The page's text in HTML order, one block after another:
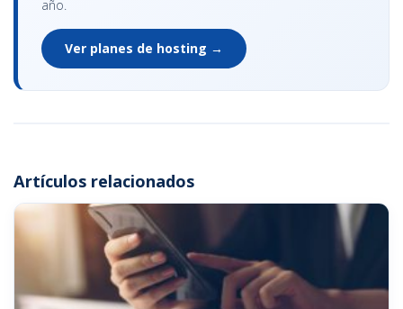
año.
Ver planes de hosting →
Artículos relacionados